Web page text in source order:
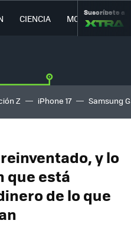
CIENCIA MOVILIDAD
Suscríbete a
Z iPhone 17 Samsung
y lo
que está
de lo que